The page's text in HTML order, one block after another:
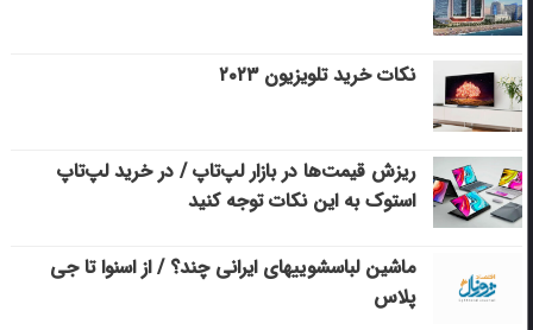
نکات خرید تلویزیون ۲۰۲۳
ریزش قیمت‌ها در بازار لپ‌تاپ / در خرید لپ‌تاپ
استوک به این نکات توجه کنید
ماشین لباسشویی‎های ایرانی چند؟ / از اسنوا تا جی
پلاس